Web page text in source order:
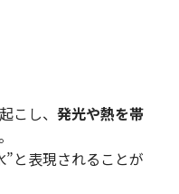
こし、 発光や熱を帯
と表現されることが